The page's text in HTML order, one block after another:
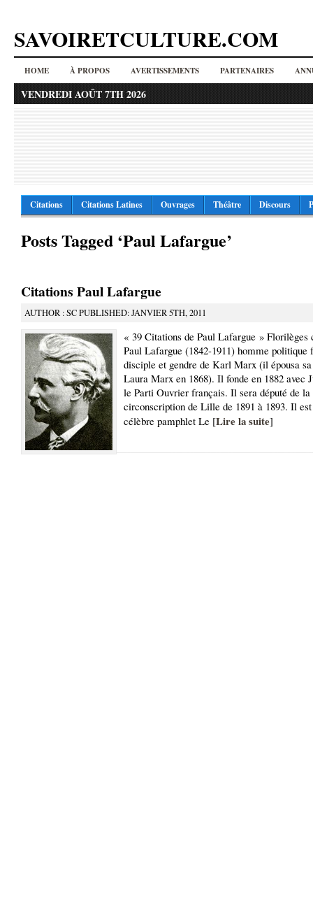
SAVOIRETCULTURE.COM
HOME À PROPOS AVERTISSEMENTS PARTENAIRES
VENDREDI AOÛT 7TH 2026
Citations Citations Latines Ouvrages Théâtre Discours
Posts Tagged ‘Paul Lafargue’
Citations Paul Lafargue
AUTHOR : SC PUBLISHED: JANVIER 5TH, 2011
« 39 Citations de Paul Lafargue » Florilèges
Paul Lafargue (1842-1911) homme politique
disciple et gendre de Karl Marx (il épousa
Laura Marx en 1868). Il fonde en 1882 avec
le Parti Ouvrier français. Il sera député de la
circonscription de Lille de 1891 à 1893. Il est
célèbre pamphlet Le [Lire la suite]